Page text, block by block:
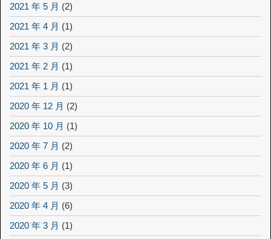
2021 年 5 月 (2)
2021 年 4 月 (1)
2021 年 3 月 (2)
2021 年 2 月 (1)
2021 年 1 月 (1)
2020 年 12 月 (2)
2020 年 10 月 (1)
2020 年 7 月 (2)
2020 年 6 月 (1)
2020 年 5 月 (3)
2020 年 4 月 (6)
2020 年 3 月 (1)